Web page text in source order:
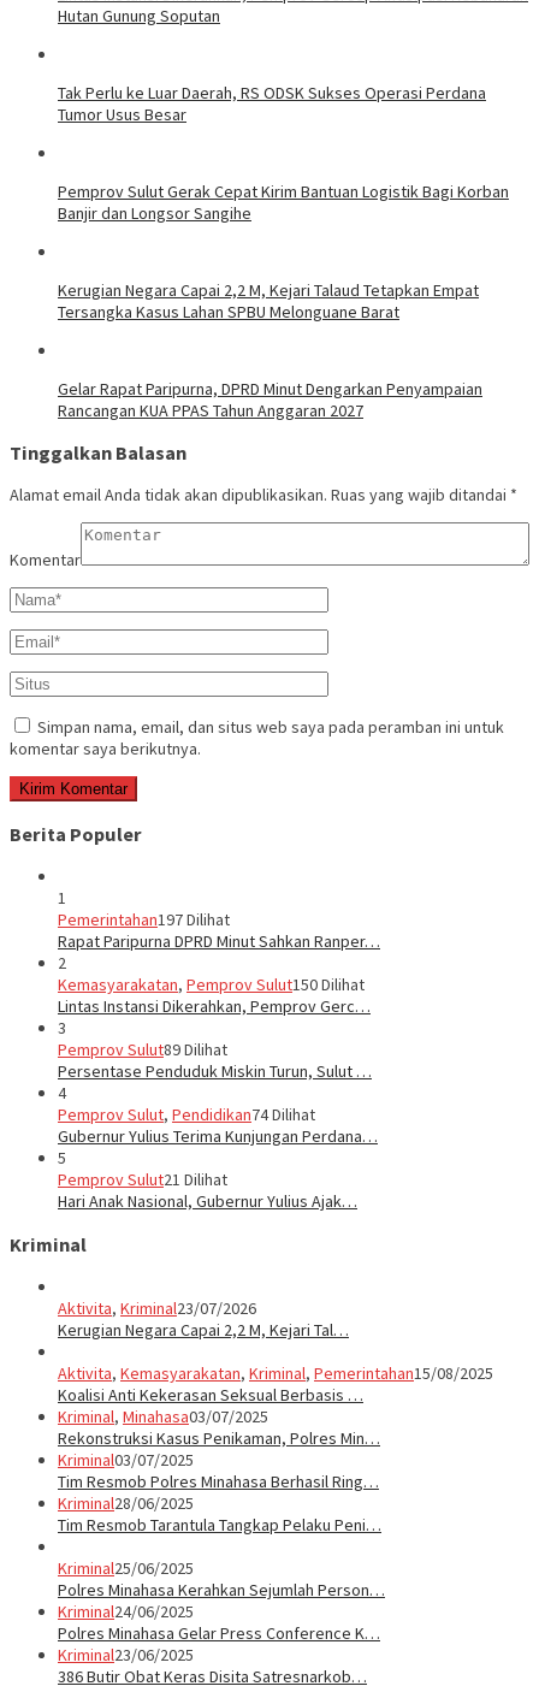
Hutan Gunung Soputan
Tak Perlu ke Luar Daerah, RS ODSK Sukses Operasi Perdana
Tumor Usus Besar
Pemprov Sulut Gerak Cepat Kirim Bantuan Logistik Bagi Korban
Banjir dan Longsor Sangihe
Kerugian Negara Capai 2,2 M, Kejari Talaud Tetapkan Empat
Tersangka Kasus Lahan SPBU Melonguane Barat
Gelar Rapat Paripurna, DPRD Minut Dengarkan Penyampaian
Rancangan KUA PPAS Tahun Anggaran 2027
Tinggalkan Balasan
Alamat email Anda tidak akan dipublikasikan. Ruas yang wajib ditandai *
Komentar
Simpan nama, email, dan situs web saya pada peramban ini untuk
komentar saya berikutnya.
Berita Populer
1
Pemerintahan197 Dilihat
Rapat Paripurna DPRD Minut Sahkan Ranper…
2
Kemasyarakatan, Pemprov Sulut150 Dilihat
Lintas Instansi Dikerahkan, Pemprov Gerc…
3
Pemprov Sulut89 Dilihat
Persentase Penduduk Miskin Turun, Sulut …
4
Pemprov Sulut, Pendidikan74 Dilihat
Gubernur Yulius Terima Kunjungan Perdana…
5
Pemprov Sulut21 Dilihat
Hari Anak Nasional, Gubernur Yulius Ajak…
Kriminal
Aktivita, Kriminal23/07/2026
Kerugian Negara Capai 2,2 M, Kejari Tal…
Aktivita, Kemasyarakatan, Kriminal, Pemerintahan15/08/2025
Koalisi Anti Kekerasan Seksual Berbasis …
Kriminal, Minahasa03/07/2025
Rekonstruksi Kasus Penikaman, Polres Min…
Kriminal03/07/2025
Tim Resmob Polres Minahasa Berhasil Ring…
Kriminal28/06/2025
Tim Resmob Tarantula Tangkap Pelaku Peni…
Kriminal25/06/2025
Polres Minahasa Kerahkan Sejumlah Person…
Kriminal24/06/2025
Polres Minahasa Gelar Press Conference K…
Kriminal23/06/2025
386 Butir Obat Keras Disita Satresnarkob…